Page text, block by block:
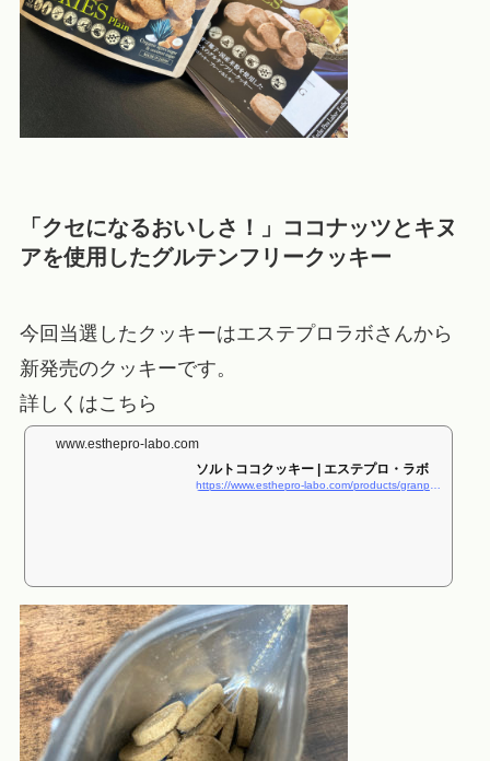
「クセになるおいしさ！」ココナッツとキヌ
アを使用したグルテンフリークッキー
今回当選したクッキーはエステプロラボさんから
新発売のクッキーです。
詳しくはこちら
www.esthepro-labo.com
ソルトココクッキー | エステプロ・ラボ